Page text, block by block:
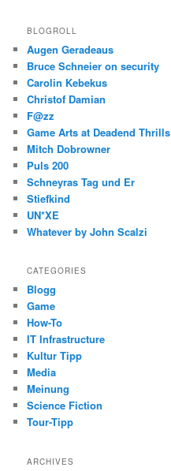
BLOGROLL
Augen Geradeaus
Bruce Schneier on security
Carolin Kebekus
Christof Damian
F@zz
Game Arts at Deadend Thrills
Mitch Dobrowner
Puls 200
Schneyras Tag und Er
Stiefkind
UN*XE
Whatever by John Scalzi
CATEGORIES
Blogg
Game
How-To
IT Infrastructure
Kultur Tipp
Media
Meinung
Science Fiction
Tour-Tipp
ARCHIVES